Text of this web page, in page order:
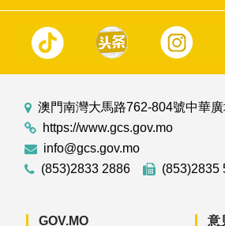
澳門南灣大馬路762-804號中華
https://www.gcs.gov.mo
info@gcs.gov.mo
(853)2833 2886
(853)2835
GOV.MO 意